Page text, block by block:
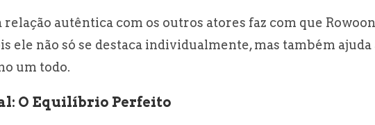
autêntica com os outros atores faz com que Rowoon
ele não só se destaca individualmente, mas também ajuda
um todo.
O Equilíbrio Perfeito